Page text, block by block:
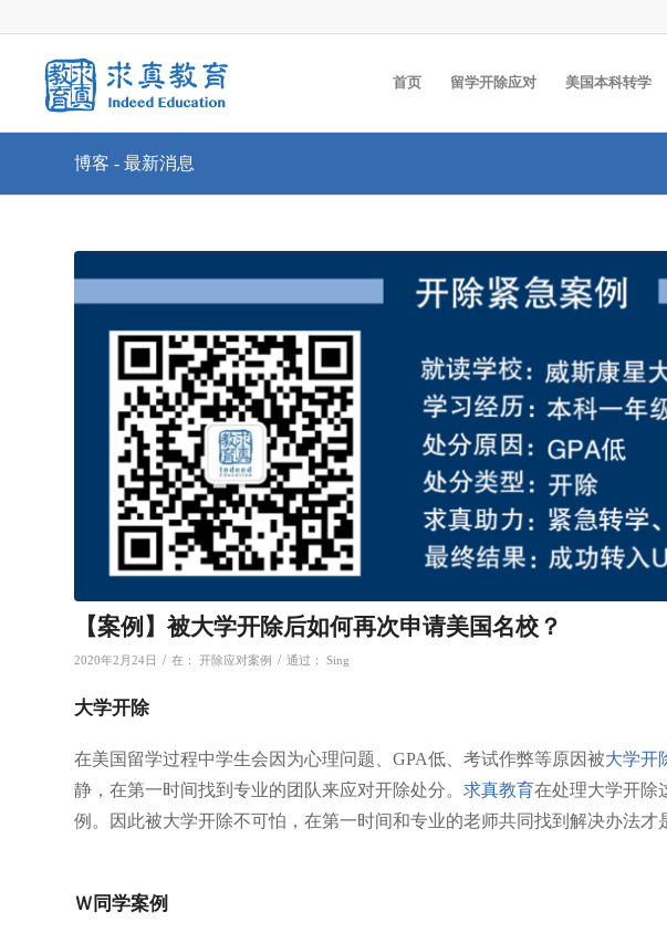
首页 留学开除应对 美国本科转学
博客 - 最新消息
【案例】被大学开除后如何再次申请美国名校？
2020年2月24日 / 在： 开除应对案例 / 通过： Sing
大学开除
在美国留学过程中学生会因为心理问题、GPA低、考试作弊等原因被大学开
静，在第一时间找到专业的团队来应对开除处分。 求真教育在处理大学开除
例。因此被大学开除不可怕，在第一时间和专业的老师共同找到解决办法才
Ｗ同学案例